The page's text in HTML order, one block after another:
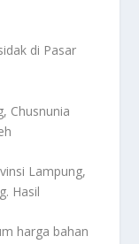
di Pasar
Chusnunia
Lampung,
Hasil
harga bahan